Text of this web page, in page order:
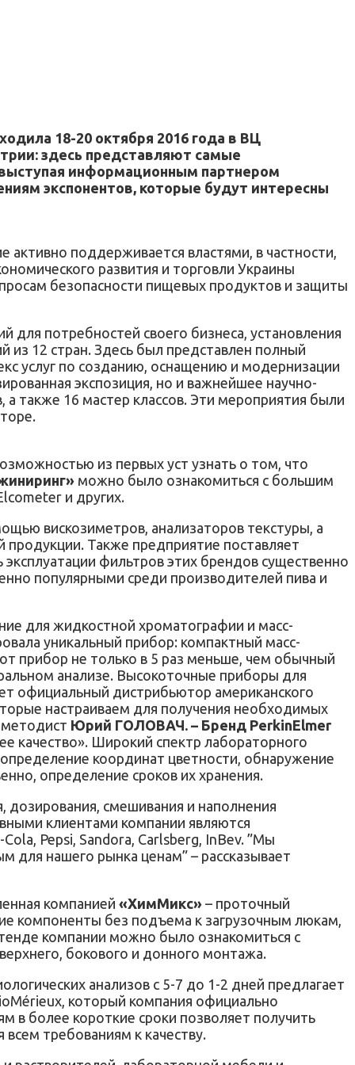
18-20 октября 2016 года в ВЦ
здесь представляют самые
информационным партнером
экспонентов, которые будут интересны
поддерживается властями, в частности,
развития и торговли Украины
безопасности пищевых продуктов и защиты
потребностей своего бизнеса, установления
12 стран. Здесь был представлен полный
услуг по созданию, оснащению и модернизации
экспозиция, но и важнейшее научно-
также 16 мастер классов. Эти мероприятия были
из первых уст узнать о том, что
можно было ознакомиться с большим
и других.
вискозиметров, анализаторов текстуры, а
Также предприятие поставляет
фильтров этих брендов существенно
популярными среди производителей пива и
для жидкостной хроматографии и масс-
уникальный прибор: компактный масс-
прибор не только в 5 раз меньше, чем обычный
анализе. Высокоточные приборы для
официальный дистрибьютор американского
настраиваем для получения необходимых
методист Юрий ГОЛОВАЧ. – Бренд PerkinElmer
качество». Широкий спектр лабораторного
координат цветности, обнаружение
определение сроков их хранения.
дозирования, смешивания и наполнения
клиентами компании являются
Pepsi, Sandora, Carlsberg, InBev.​ ​​”Мы
для нашего рынка ценам​”​ – рассказывает
компанией «ХимМикс» – проточный
компоненты без подъема к загрузочным люкам,
компании можно было ознакомиться с
бокового и донного монтажа.
анализов с 5-7 до 1-2 дней предлагает
который компания официально
в более короткие сроки позволяет получить
требованиям к качеству.